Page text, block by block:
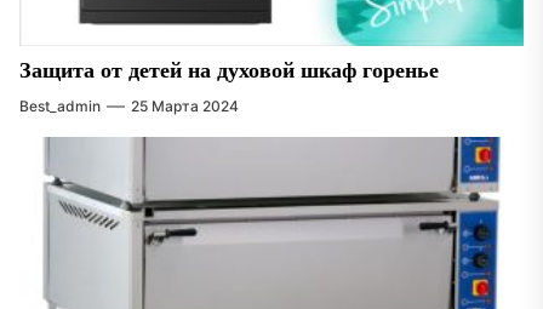
Защита от детей на духовой шкаф горенье
Best_admin 25 Марта 2024